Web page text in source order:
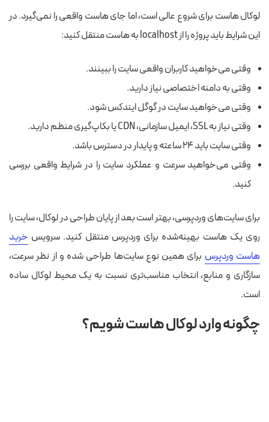
لوکال هاست برای شروع عالی است، اما جای هاست واقعی را نمی‌گیرد. در
این شرایط باید پروژه را از localhost به هاست منتقل کنید:
وقتی می‌خواهید کاربران واقعی سایت را ببینند.
وقتی به دامنه اختصاصی نیاز دارید.
وقتی می‌خواهید سایت در گوگل ایندکس شود.
وقتی نیاز به SSL، ایمیل سازمانی، CDN یا بکاپ‌گیری منظم دارید.
وقتی سایت باید ۲۴ ساعته و پایدار در دسترس باشد.
وقتی می‌خواهید سرعت و عملکرد سایت را در شرایط واقعی بررسی
کنید.
برای سایت‌های وردپرسی، بهتر است بعد از پایان طراحی در لوکال، سایت را
روی یک هاست بهینه‌شده برای وردپرس منتقل کنید. سرویس خرید
هاست وردپرس برای همین نوع سایت‌ها طراحی شده و از نظر سرعت،
سازگاری و منابع، انتخاب مناسب‌تری نسبت به یک محیط لوکال ساده
است.
چگونه وارد لوکال هاست شویم؟